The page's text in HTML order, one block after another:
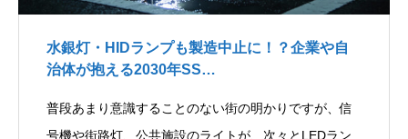
水銀灯・HIDランプも製造中止に！？企業や自
治体が抱える2030年SS…
普段あまり意識することのない街の明かりですが、信
号機や街路灯、公共施設のライトが、次々とLEDラン